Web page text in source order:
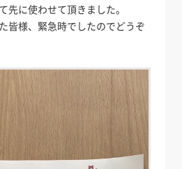
先に使わせて頂きました。
皆様、緊急時でしたのでどうぞ